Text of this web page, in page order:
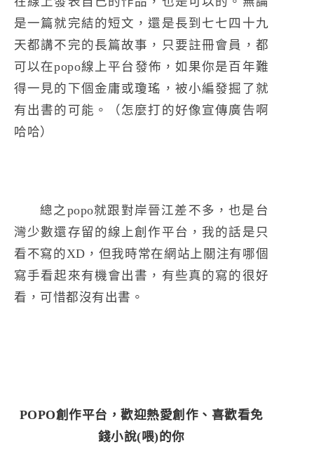
是一篇就完結的短文，還是長到七七四十九
天都講不完的長篇故事，只要註冊會員，都
可以在popo線上平台發佈，如果你是百年難
得一見的下個金庸或瓊瑤，被小編發掘了就
有出書的可能。（怎麼打的好像宣傳廣告啊
哈哈）
總之popo就跟對岸晉江差不多，也是台
灣少數還存留的線上創作平台，我的話是只
看不寫的XD，但我時常在網站上關注有哪個
寫手看起來有機會出書，有些真的寫的很好
看，可惜都沒有出書。
POPO創作平台，歡迎熱愛創作、喜歡看免
錢小說(喂)的你